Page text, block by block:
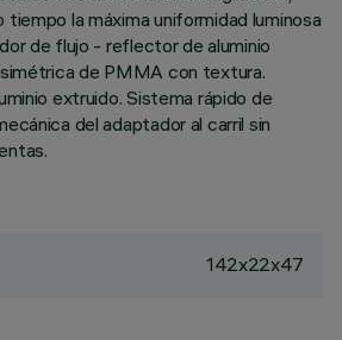
tiempo la máxima uniformidad luminosa
de flujo - reflector de aluminio
de PMMA con textura.
extruido. Sistema rápido de
del adaptador al carril sin
142x22x47